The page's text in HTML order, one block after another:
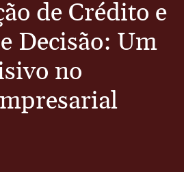
de Crédito e
Decisão: Um
no